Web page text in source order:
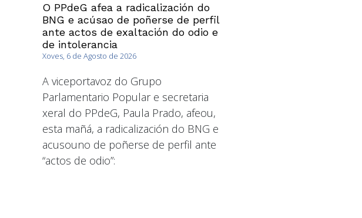
O PPdeG afea a radicalización do
BNG e acúsao de poñerse de perfil
ante actos de exaltación do odio e
de intolerancia
Xoves, 6 de Agosto de 2026
A viceportavoz do Grupo
Parlamentario Popular e secretaria
xeral do PPdeG, Paula Prado, afeou,
esta mañá, a radicalización do BNG e
acusouno de poñerse de perfil ante
“actos de odio”: